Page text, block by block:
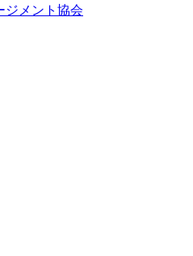
ジメント協会